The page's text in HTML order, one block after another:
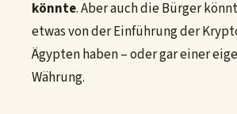
könnte. Aber auch die Bürger
etwas von der Einführung der
Ägypten haben – oder gar einer
Währung.